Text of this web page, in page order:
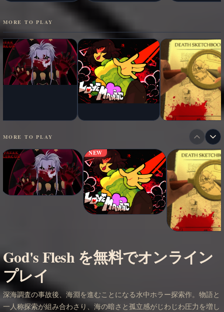
MORE TO PLAY
MORE TO PLAY
NEW
God's Flesh を無料でオンライン
プレイ
深海調査の事故後、海淵を進むことになる水中ホラー探索作。物語と
一人称探索が組み合わさり、海の暗さと孤立感がじわじわ圧力を増し